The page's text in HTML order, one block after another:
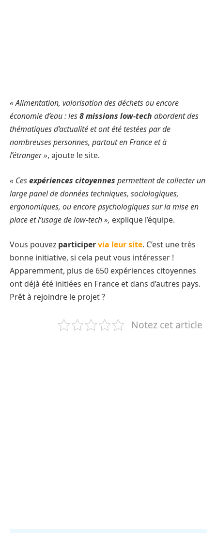
« Alimentation, valorisation des déchets ou encore
économie d’eau : les8 missions low-tech abordent des
thématiques d’actualité et ont été testées par de
nombreuses personnes, partout en France et à
l’étranger », ajoute le site.
« Cesexpériences citoyennes permettent de collecter un
large panel de données techniques, sociologiques,
ergonomiques, ou encore psychologiques sur la mise en
place et l’usage de low-tech », explique l’équipe.
Vous pouvez participervia leur site. C’est une très
bonne initiative, si cela peut vous intéresser !
Apparemment, plus de 650 expériences citoyennes
ont déjà été initiées en France et dans d’autres pays.
Prêt à rejoindre le projet ?
Notez cet article